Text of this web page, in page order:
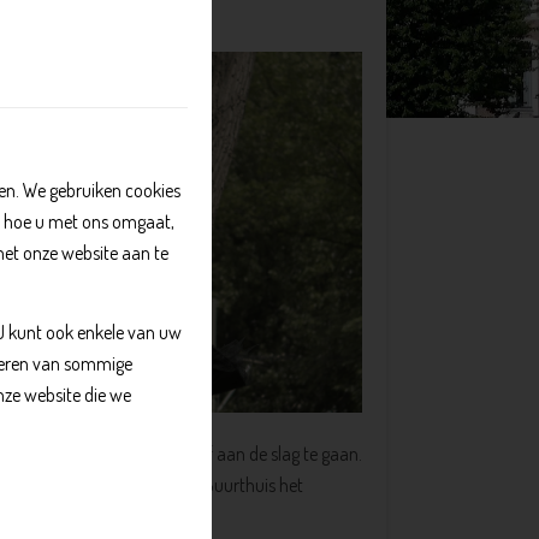
We gebruiken cookies
u met ons omgaat,
onze website aan te
kunt ook enkele van uw
van sommige
website die we
na school lekker creatief aan de slag te gaan.
samen muziek. Dit kan in Buurthuis het